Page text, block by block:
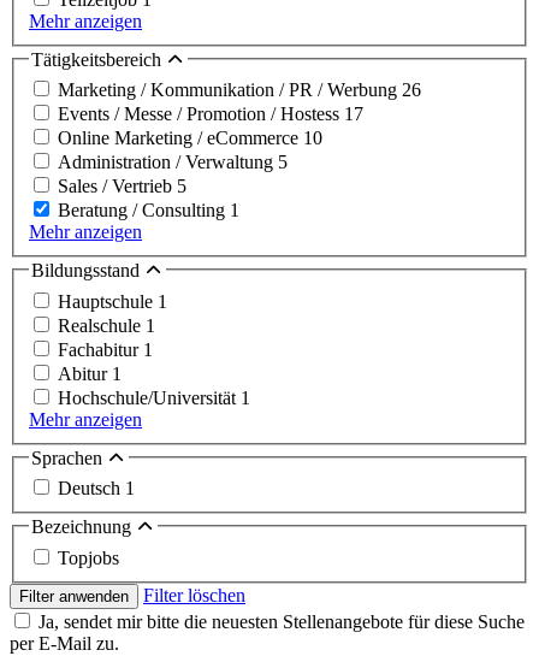
Mehr anzeigen
Tätigkeitsbereich
Marketing / Kommunikation / PR / Werbung 26
Events / Messe / Promotion / Hostess 17
Online Marketing / eCommerce 10
Administration / Verwaltung 5
Sales / Vertrieb 5
Beratung / Consulting 1
Mehr anzeigen
Bildungsstand
Hauptschule 1
Realschule 1
Fachabitur 1
Abitur 1
Hochschule/Universität 1
Mehr anzeigen
Sprachen
Deutsch 1
Bezeichnung
Topjobs
Filter anwenden
Filter löschen
Ja, sendet mir bitte die neuesten Stellenangebote für diese Suche
per E-Mail zu.